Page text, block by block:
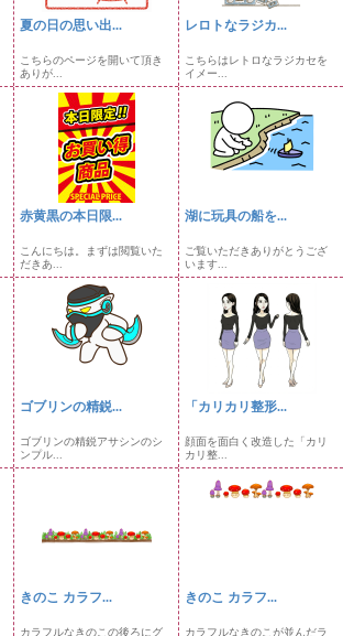
夏の日の思い出...
こちらのページを開いて頂き
ありが...
レロトなラジカ...
こちらはレトロなラジカセを
イメー...
赤黄黒の本日限...
こんにちは。まずは閲覧いた
だきあ...
湖に玩具の船を...
ご覧いただきありがとうござ
います...
ゴブリンの精鋭...
ゴブリンの精鋭アサシンのシ
ンプル...
「カリカリ整形...
顔面を面白く改造した「カリ
カリ整...
きのこ カラフ...
カラフルなきのこの後ろにグ
きのこ カラフ...
カラフルなきのこが並んだラ